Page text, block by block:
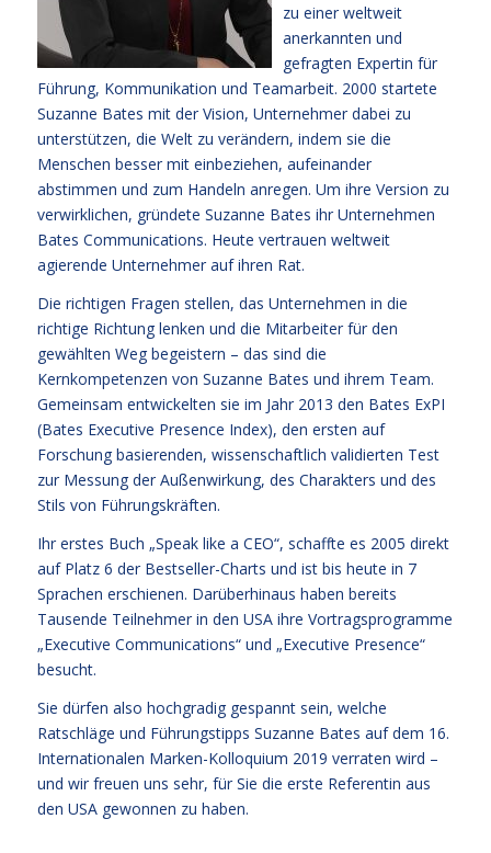
zu einer weltweit
anerkannten und
gefragten Expertin für
Führung, Kommunikation und Teamarbeit. 2000 startete
Suzanne Bates mit der Vision, Unternehmer dabei zu
unterstützen, die Welt zu verändern, indem sie die
Menschen besser mit einbeziehen, aufeinander
abstimmen und zum Handeln anregen. Um ihre Version zu
verwirklichen, gründete Suzanne Bates ihr Unternehmen
Bates Communications. Heute vertrauen weltweit
agierende Unternehmer auf ihren Rat.
Die richtigen Fragen stellen, das Unternehmen in die
richtige Richtung lenken und die Mitarbeiter für den
gewählten Weg begeistern – das sind die
Kernkompetenzen von Suzanne Bates und ihrem Team.
Gemeinsam entwickelten sie im Jahr 2013 den Bates ExPI
(Bates Executive Presence Index), den ersten auf
Forschung basierenden, wissenschaftlich validierten Test
zur Messung der Außenwirkung, des Charakters und des
Stils von Führungskräften.
Ihr erstes Buch „Speak like a CEO“, schaffte es 2005 direkt
auf Platz 6 der Bestseller-Charts und ist bis heute in 7
Sprachen erschienen. Darüberhinaus haben bereits
Tausende Teilnehmer in den USA ihre Vortragsprogramme
„Executive Communications“ und „Executive Presence“
besucht.
Sie dürfen also hochgradig gespannt sein, welche
Ratschläge und Führungstipps Suzanne Bates auf dem 16.
Internationalen Marken-Kolloquium 2019 verraten wird –
und wir freuen uns sehr, für Sie die erste Referentin aus
den USA gewonnen zu haben.